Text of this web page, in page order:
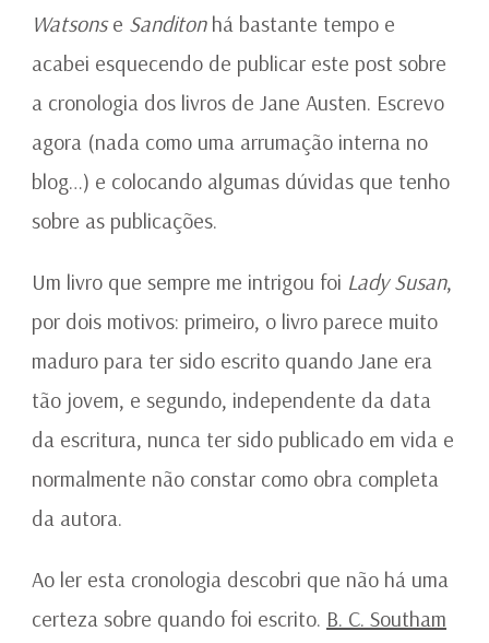
Watsonse Sanditonhá bastante tempo e
acabei esquecendo de publicar este post sobre
a cronologia dos livros de Jane Austen. Escrevo
agora (nada como uma arrumação interna no
blog…) e colocando algumas dúvidas que tenho
sobre as publicações.
Um livro que sempre me intrigou foi Lady Susan,
por dois motivos: primeiro, o livro parece muito
maduro para ter sido escrito quando Jane era
tão jovem, e segundo, independente da data
da escritura, nunca ter sido publicado em vida e
normalmente não constar como obra completa
da autora.
Ao ler esta cronologia descobri que não há uma
certeza sobre quando foi escrito. B. C. Southam